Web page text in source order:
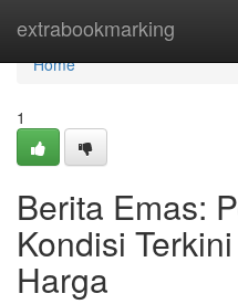
extrabookmarking
Home
Home
1
Berita Emas:
Kondisi
Harga